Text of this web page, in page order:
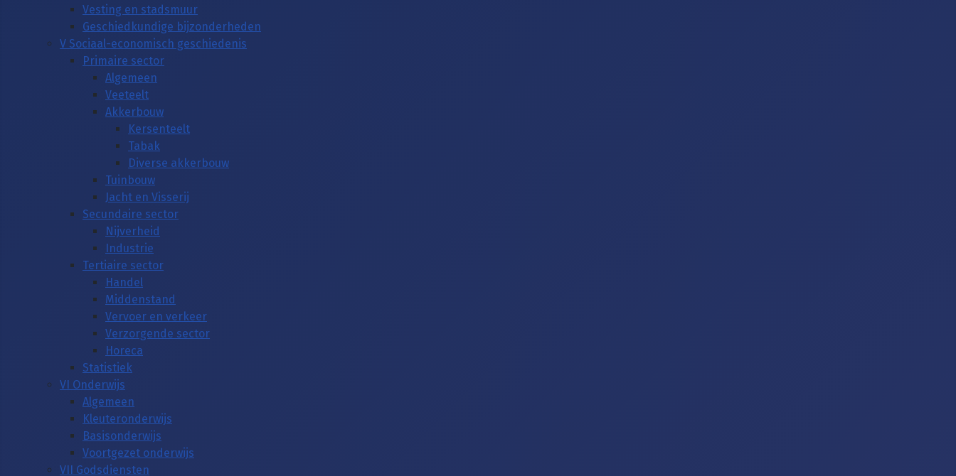
Vesting en stadsmuur
Geschiedkundige bijzonderheden
V Sociaal-economisch geschiedenis
Primaire sector
Algemeen
Veeteelt
Akkerbouw
Kersenteelt
Tabak
Diverse akkerbouw
Tuinbouw
Jacht en Visserij
Secundaire sector
Nijverheid
Industrie
Tertiaire sector
Handel
Middenstand
Vervoer en verkeer
Verzorgende sector
Horeca
Statistiek
VI Onderwijs
Algemeen
Kleuteronderwijs
Basisonderwijs
Voortgezet onderwijs
VII Godsdiensten